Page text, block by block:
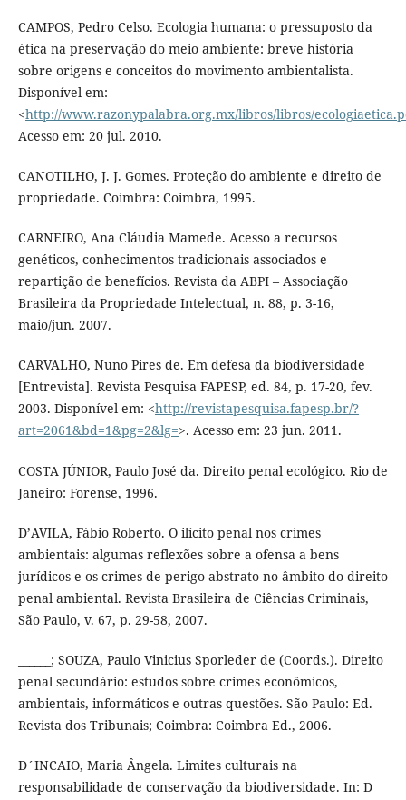
CAMPOS, Pedro Celso. Ecologia humana: o pressuposto da
ética na preservação do meio ambiente: breve história
sobre origens e conceitos do movimento ambientalista.
Disponível em:
<http://www.razonypalabra.org.mx/libros/libros/
Acesso em: 20 jul. 2010.
CANOTILHO, J. J. Gomes. Proteção do ambiente e direito de
propriedade. Coimbra: Coimbra, 1995.
CARNEIRO, Ana Cláudia Mamede. Acesso a recursos
genéticos, conhecimentos tradicionais associados e
repartição de benefícios. Revista da ABPI – Associação
Brasileira da Propriedade Intelectual, n. 88, p. 3-16,
maio/jun. 2007.
CARVALHO, Nuno Pires de. Em defesa da biodiversidade
[Entrevista]. Revista Pesquisa FAPESP, ed. 84, p. 17-20, fev.
2003. Disponível em: <http://revistapesquisa.fapesp.br/?
art=2061&bd=1&pg=2&lg=>. Acesso em: 23 jun. 2011.
COSTA JÚNIOR, Paulo José da. Direito penal ecológico. Rio de
Janeiro: Forense, 1996.
D’AVILA, Fábio Roberto. O ilícito penal nos crimes
ambientais: algumas reflexões sobre a ofensa a bens
jurídicos e os crimes de perigo abstrato no âmbito do direito
penal ambiental. Revista Brasileira de Ciências Criminais,
São Paulo, v. 67, p. 29-58, 2007.
______; SOUZA, Paulo Vinicius Sporleder de (Coords.). Direito
penal secundário: estudos sobre crimes econômicos,
ambientais, informáticos e outras questões. São Paulo: Ed.
Revista dos Tribunais; Coimbra: Coimbra Ed., 2006.
D´INCAIO, Maria Ângela. Limites culturais na
responsabilidade de conservação da biodiversidade. In: D